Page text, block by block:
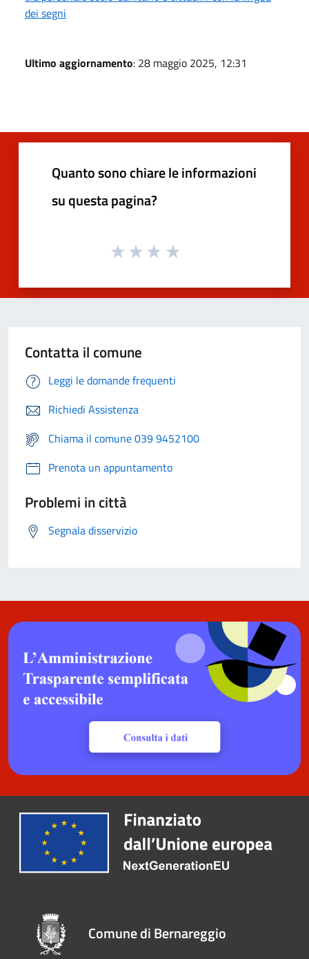
dei segni
Ultimo aggiornamento: 28 maggio 2025, 12:31
Quanto sono chiare le informazioni
su questa pagina?
Contatta il comune
Leggi le domande frequenti
Richiedi Assistenza
Chiama il comune 039 9452100
Prenota un appuntamento
Problemi in città
Segnala disservizio
Comune di Bernareggio